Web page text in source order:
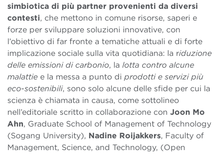
simbiotica di più partner provenienti da diversi
contesti, che mettono in comune risorse, saperi e
forze per sviluppare soluzioni innovative, con
l’obiettivo di far fronte a tematiche attuali e di forte
implicazione sociale sulla vita quotidiana: la riduzione
delle emissioni di carbonio, la lotta contro alcune
malattie e la messa a punto di prodotti e servizi più
eco-sostenibili, sono solo alcune delle sfide per cui la
scienza è chiamata in causa, come sottolineo
nell’editoriale scritto in collaborazione con Joon Mo
Ahn, Graduate School of Management of Technology
(Sogang University), Nadine Roijakkers, Faculty of
Management, Science, and Technology, (Open